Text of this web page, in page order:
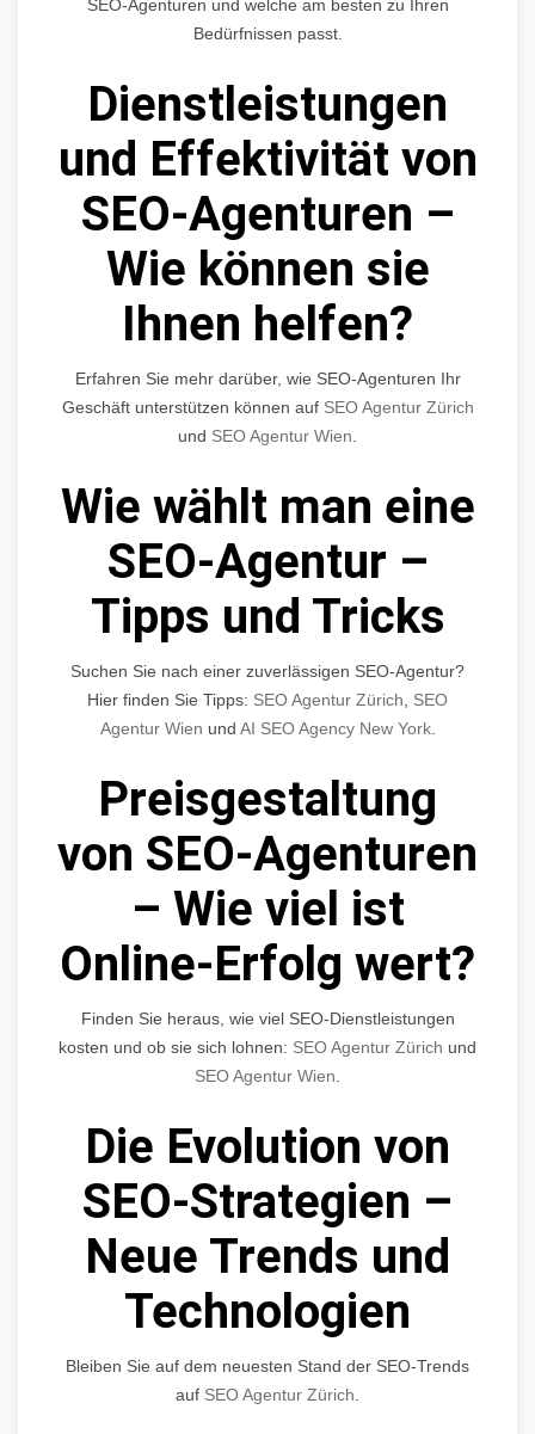
SEO-Agenturen und welche am besten zu Ihren
Bedürfnissen passt.
Dienstleistungen
und Effektivität von
SEO-Agenturen –
Wie können sie
Ihnen helfen?
Erfahren Sie mehr darüber, wie SEO-Agenturen Ihr
Geschäft unterstützen können auf SEO Agentur Zürich
und SEO Agentur Wien
Wie wählt man eine
SEO-Agentur –
Tipps und Tricks
Suchen Sie nach einer zuverlässigen SEO-Agentur?
Hier finden Sie Tipps: SEO Agentur Zürich
SEO
Agentur Wien und AI SEO Agency New York.
Preisgestaltung
von SEO-Agenturen
– Wie viel ist
Online-Erfolg wert?
Finden Sie heraus, wie viel SEO-Dienstleistungen
kosten und ob sie sich lohnen: SEO Agentur Zürich und
SEO Agentur Wien
Die Evolution von
SEO-Strategien –
Neue Trends und
Technologien
Bleiben Sie auf dem neuesten Stand der SEO-Trends
auf SEO Agentur Zürich